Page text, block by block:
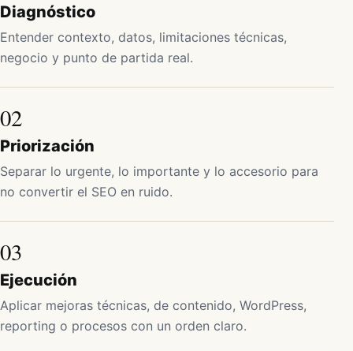
Diagnóstico
Entender contexto, datos, limitaciones técnicas,
negocio y punto de partida real.
02
Priorización
Separar lo urgente, lo importante y lo accesorio para
no convertir el SEO en ruido.
03
Ejecución
Aplicar mejoras técnicas, de contenido, WordPress,
reporting o procesos con un orden claro.